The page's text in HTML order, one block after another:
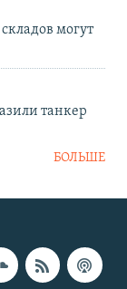
могут
танкер
БОЛЬШЕ